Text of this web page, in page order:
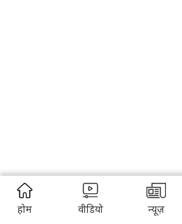
होम वीडियो न्यूज़